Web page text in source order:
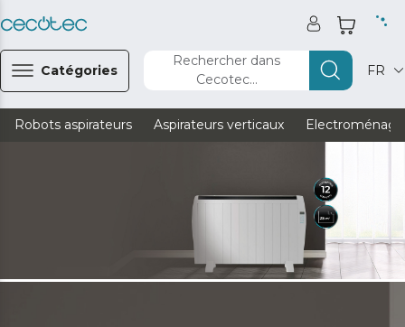
Catégories
Rechercher dans
Cecotec...
FR
Robots aspirateurs Aspirateurs verticaux